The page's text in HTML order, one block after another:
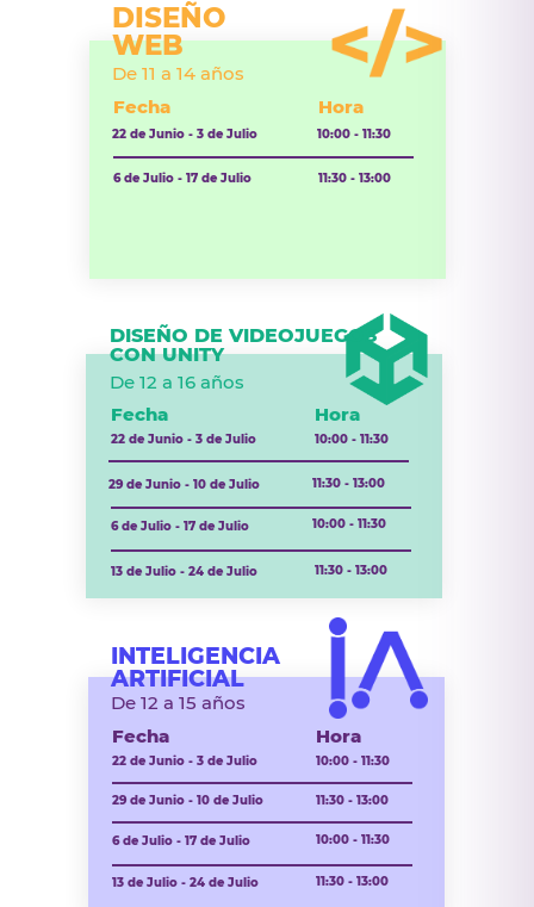
DISEÑO
WEB
De 11 a 14 años
22 de Junio - 3 de Julio
11:30 - 13:00
Fecha Hora
6 de Julio - 17 de Julio
10:00 - 11:30
INTELIGENCIA
ARTIFICIAL
De 12 a 15 años
22 de Junio - 3 de Julio 10:00 - 11:30
Fecha Hora
29 de Junio - 10 de Julio 11:30 - 13:00
6 de Julio - 17 de Julio 10:00 - 11:30
13 de Julio - 24 de Julio 11:30 - 13:00
DISEÑO DE VIDEOJUEGOS
CON UNITY
De 12 a 16 años
22 de Junio - 3 de Julio 10:00 - 11:30
Fecha Hora
29 de Junio - 10 de Julio
6 de Julio - 17 de Julio 10:00 - 11:30
13 de Julio - 24 de Julio 11:30 - 13:00
11:30 - 13:00